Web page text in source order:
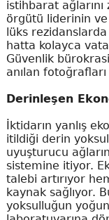
istihbarat ağlarını
örgütü liderinin
lüks rezidanslarda
hatta kolayca
Güvenlik
anılan
Derinleşen
İktidarın yanlış
itildiği derin
uyuşturucu
sistemine itiyor.
talebi artırıyor
kaynak sağlıyor.
yoksulluğun